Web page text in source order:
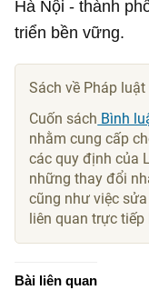
Hà Nội - thành
triển bền vững.
Sách về Pháp luật
Cuốn sách Bình
nhằm cung cấp
các quy định của
những thay đổi
cũng như việc
liên quan trực
Bài liên quan